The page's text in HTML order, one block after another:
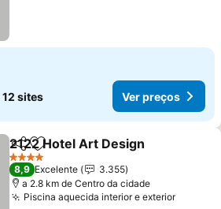
12 sites Ver preços
PartilharAdicionar aos favoritos
2122 Hotel Art Design
4 Estrelas
8,9 Excelente
3.355
a 2.8 km de Centro da cidade
Piscina aquecida interior e exteriorVer